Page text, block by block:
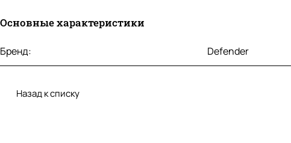
Основные характеристики
Бренд: Defender
Назад к списку